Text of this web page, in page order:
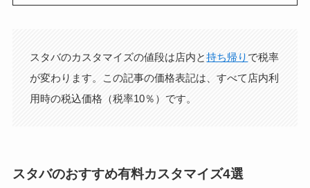
スタバのカスタマイズの値段は店内と持ち帰り で税率
が変わります。この記事の価格表記は、すべて店内利
用時の税込価格（税率10％）です。
スタバのおすすめ有料カスタマイズ4選